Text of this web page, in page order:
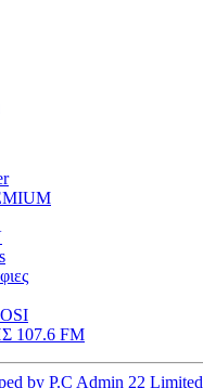
107.6 FM
by P.C Admin 22 Limited